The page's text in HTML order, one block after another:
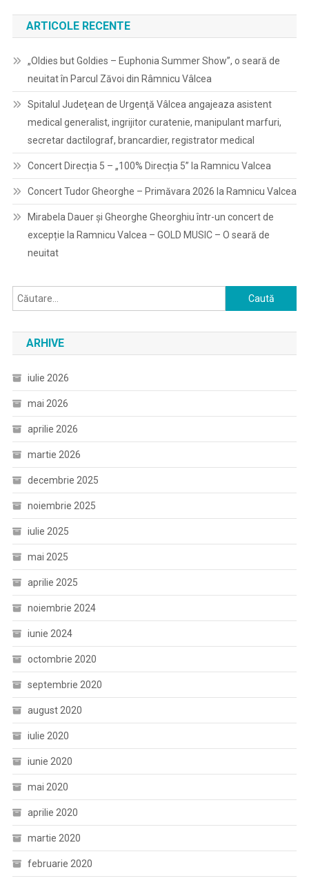
ARTICOLE RECENTE
„Oldies but Goldies – Euphonia Summer Show”, o seară de
neuitat în Parcul Zăvoi din Râmnicu Vâlcea
Spitalul Judeţean de Urgenţă Vâlcea angajeaza asistent
medical generalist, ingrijitor curatenie, manipulant marfuri,
secretar dactilograf, brancardier, registrator medical
Concert Direcția 5 – „100% Direcția 5” la Ramnicu Valcea
Concert Tudor Gheorghe – Primăvara 2026 la Ramnicu Valcea
Mirabela Dauer și Gheorghe Gheorghiu într-un concert de
excepție la Ramnicu Valcea – GOLD MUSIC – O seară de
neuitat
Caută
după:
ARHIVE
iulie 2026
mai 2026
aprilie 2026
martie 2026
decembrie 2025
noiembrie 2025
iulie 2025
mai 2025
aprilie 2025
noiembrie 2024
iunie 2024
octombrie 2020
septembrie 2020
august 2020
iulie 2020
iunie 2020
mai 2020
aprilie 2020
martie 2020
februarie 2020